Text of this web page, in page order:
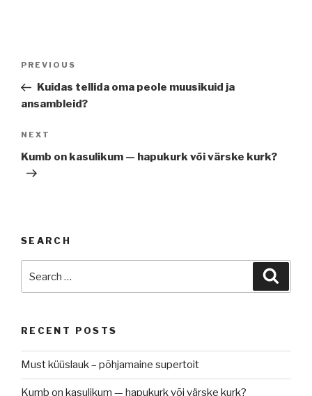
Previous
Post
PREVIOUS
Kuidas tellida oma peole muusikuid ja
ansambleid?
Next
Post
NEXT
Kumb on kasulikum — hapukurk või värske kurk?
SEARCH
for:
RECENT POSTS
Must küüslauk – põhjamaine supertoit
Kumb on kasulikum — hapukurk või värske kurk?